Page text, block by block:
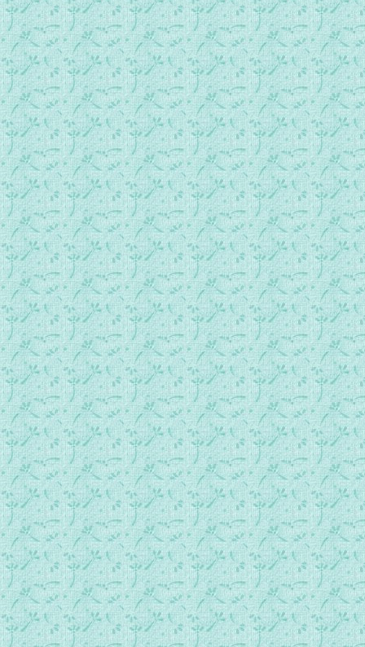
057.常年期第9周星期一日间祷.mp3
058.常年期第9周星期二日间祷.mp3
059.常年期第9周星期三日间祷.mp3
060.常年期第9周星期四日间祷.mp3
061.常年期第9周星期五日间祷.mp3
062.常年期第9周星期六日间祷.mp3
063.常年期第10周星期日日间祷.mp3
064.常年期第10周星期一日间祷.mp3
065.常年期第10周星期二日间祷.mp3
066.常年期第10周星期三日间祷.mp3
067.常年期第10周星期四日间祷.mp3
068.常年期第10周星期五日间祷.mp3
069.常年期第10周星期六日间祷.mp3
070.常年期第11周星期日日间祷.mp3
071.常年期第11周星期一日间祷.mp3
072.常年期第11周星期二日间祷.mp3
073.常年期第11周星期三日间祷.mp3
074.常年期第11周星期四日间祷.mp3
075.常年期第11周星期五日间祷.mp3
076.常年期第11周星期六日间祷.mp3
077.常年期第12周星期日日间祷.mp3
078.常年期第12周星期一日间祷.mp3
079.常年期第12周星期二日间祷.mp3